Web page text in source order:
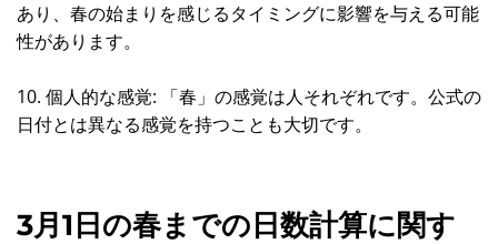
あり、春の始まりを感じるタイミングに影響を与える可能
性があります。
10. 個人的な感覚: 「春」の感覚は人それぞれです。公式の
日付とは異なる感覚を持つことも大切です。
3月1日の春までの日数計算に関す